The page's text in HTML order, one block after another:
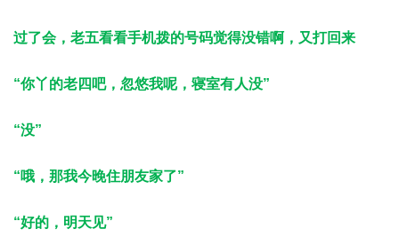
过了会，老五看看手机拨的号码觉得没错啊，又打回来
“你丫的老四吧，忽悠我呢，寝室有人没”
“没”
“哦，那我今晚住朋友家了”
“好的，明天见”